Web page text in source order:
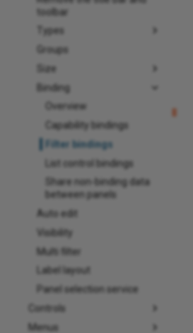
toolbar
Types
Groups
Size
Binding
Overview
Capability bindings
Filter bindings
List control bindings
Share non-binding data
between panels
Auto edit
Visibility
Multi filter
Label layout
Panel selection service
Controls
Menus